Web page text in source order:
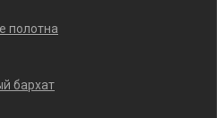
полотна
бархат